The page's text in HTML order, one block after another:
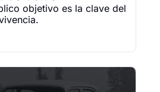
objetivo es la clave del